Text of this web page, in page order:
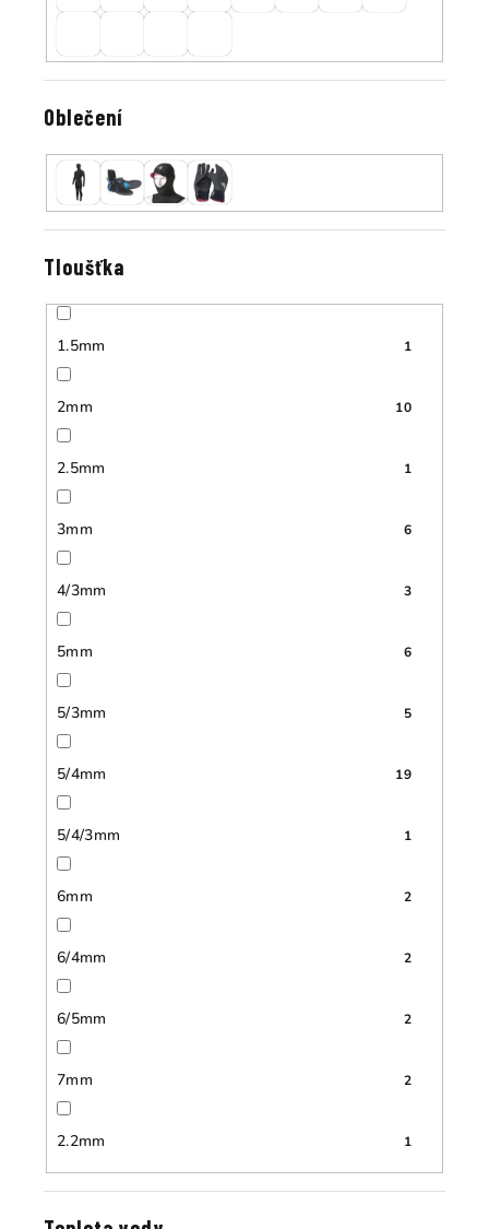
Oblečení
Tloušťka
1.5mm 1
2mm 10
2.5mm 1
3mm 6
4/3mm 3
5mm 6
5/3mm 5
5/4mm 19
5/4/3mm 1
6mm 2
6/4mm 2
6/5mm 2
7mm 2
2.2mm 1